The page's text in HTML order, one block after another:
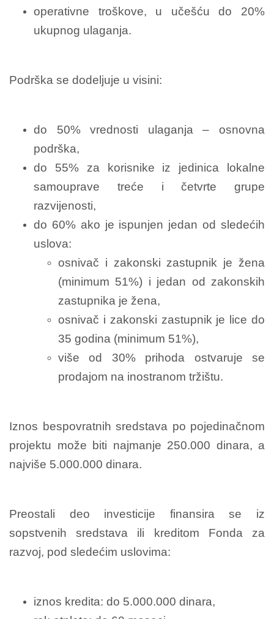
operativne troškove, u učešću do 20%
ukupnog ulaganja.
Podrška se dodeljuje u visini:
do 50% vrednosti ulaganja – osnovna
podrška,
do 55% za korisnike iz jedinica lokalne
samouprave treće i četvrte grupe
razvijenosti,
do 60% ako je ispunjen jedan od sledećih
uslova:
osnivač i zakonski zastupnik je žena
(minimum 51%) i jedan od zakonskih
zastupnika je žena,
osnivač i zakonski zastupnik je lice do
35 godina (minimum 51%),
više od 30% prihoda ostvaruje se
prodajom na inostranom tržištu.
Iznos bespovratnih sredstava po pojedinačnom
projektu može biti najmanje 250.000 dinara, a
najviše 5.000.000 dinara.
Preostali deo investicije finansira se iz
sopstvenih sredstava ili kreditom Fonda za
razvoj, pod sledećim uslovima:
iznos kredita: do 5.000.000 dinara,